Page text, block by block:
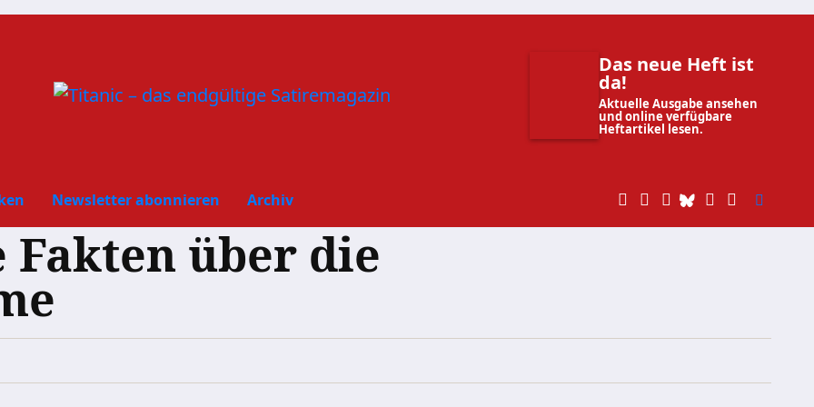
Das neue Heft ist
da!
Aktuelle Ausgabe ansehen
und online verfügbare
Heftartikel lesen.
Newsletter abonnieren Archiv
Fakten über die